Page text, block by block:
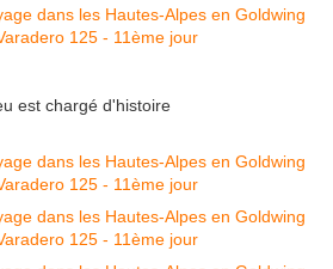
est chargé d'histoire